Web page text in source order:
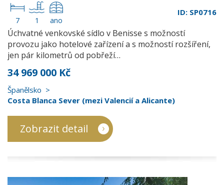
7 1 ano
ID: SP0716
Úchvatné venkovské sídlo v Benisse s možností
provozu jako hotelové zařízení a s možností rozšíření,
jen pár kilometrů od pobřeží…
34 969 000 Kč
Španělsko
Costa Blanca Sever (mezi Valencií a Alicante)
Zobrazit detail